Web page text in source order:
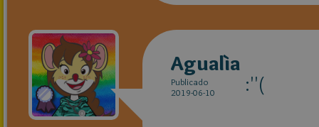
Agualìa
Publicado
2019-06-10
:''(